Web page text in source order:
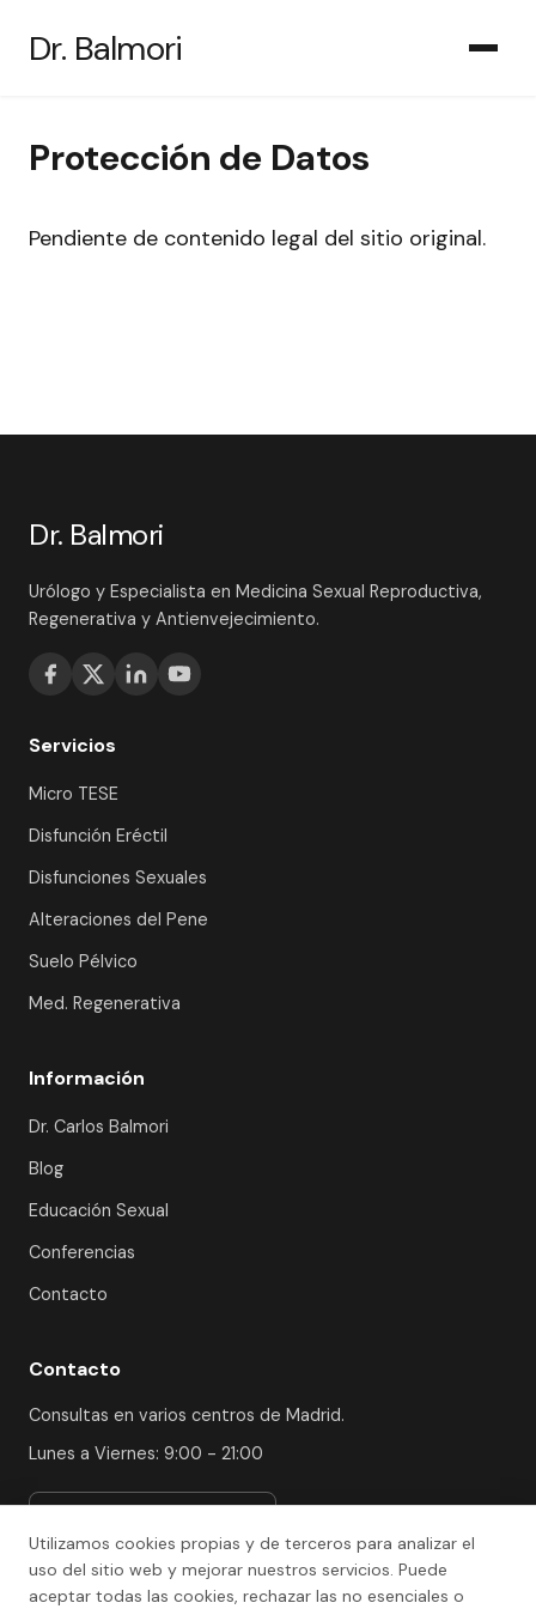
Dr. Balmori
Protección de Datos
Pendiente de contenido legal del sitio original.
Dr. Balmori
Urólogo y Especialista en Medicina Sexual Reproductiva,
Regenerativa y Antienvejecimiento.
Servicios
Micro TESE
Disfunción Eréctil
Disfunciones Sexuales
Alteraciones del Pene
Suelo Pélvico
Med. Regenerativa
Información
Dr. Carlos Balmori
Blog
Educación Sexual
Conferencias
Contacto
Contacto
Consultas en varios centros de Madrid.
Lunes a Viernes: 9:00 - 21:00
Utilizamos cookies propias y de terceros para analizar el
uso del sitio web y mejorar nuestros servicios. Puede
aceptar todas las cookies, rechazar las no esenciales o